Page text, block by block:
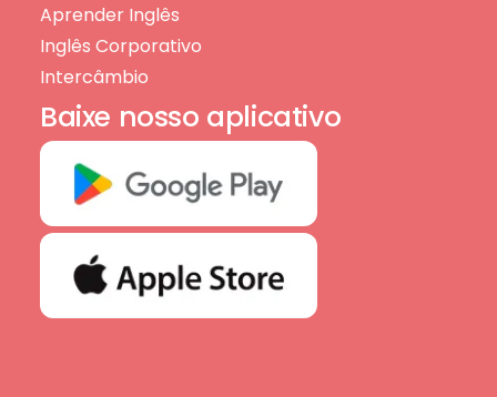
Aprender Inglês
Inglês Corporativo
Intercâmbio
Baixe nosso aplicativo